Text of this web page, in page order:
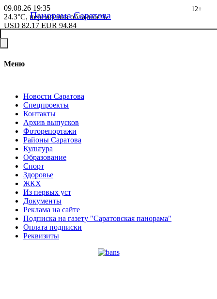
09.08.26 19:35
24.3°C, переменная облачность
USD 82.17 EUR 94.84
Меню
Новости Саратова
Спецпроекты
Контакты
Архив выпусков
Фоторепортажи
Районы Саратова
Культура
Образование
Спорт
Здоровье
ЖКХ
Из пеpвых уст
Документы
Реклама на сайте
Подписка на газету "Саратовская панорама"
Оплата подписки
Реквизиты
Панорама Саратова
12+